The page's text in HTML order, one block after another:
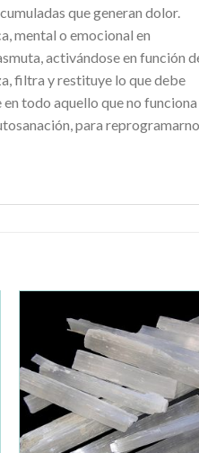
que generan dolor.
mental o emocional en
activándose en función
filtra y restituye lo que debe
todo aquello que no funciona
para